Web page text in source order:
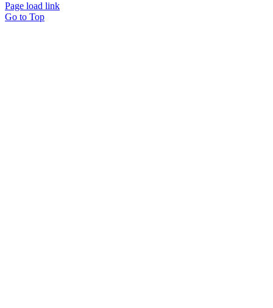
Page load link
Go to Top